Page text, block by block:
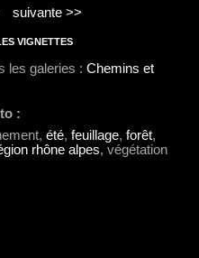
suivante >>
VIGNETTES
les galeries : Chemins et
:
été, feuillage, forêt,
rhône alpes, végétation